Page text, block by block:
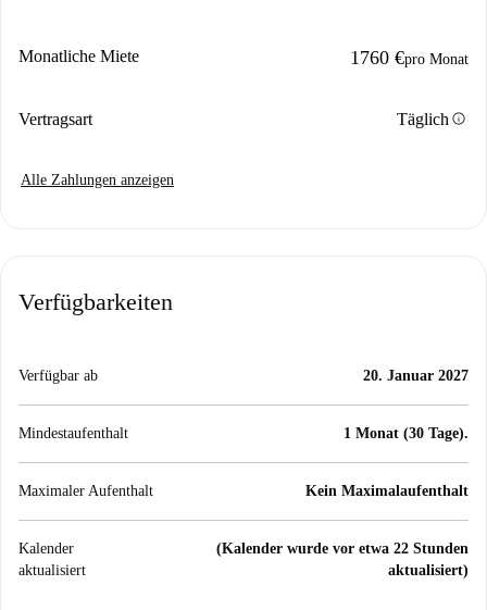
Monatliche Miete 1760 €pro Monat
Vertragsart Täglichinfo
Alle Zahlungen anzeigen
Verfügbarkeiten
Verfügbar ab 20. Januar 2027
Mindestaufenthalt 1 Monat (30 Tage).
Maximaler Aufenthalt Kein Maximalaufenthalt
Kalender
aktualisiert
(Kalender wurde vor etwa 22 Stunden
aktualisiert)